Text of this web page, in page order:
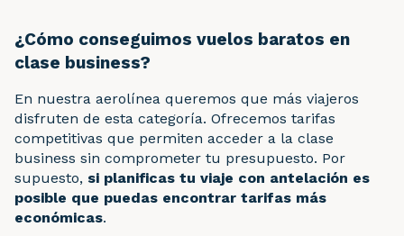
¿Cómo conseguimos vuelos baratos en
clase business?
En nuestra aerolínea queremos que más viajeros
disfruten de esta categoría. Ofrecemos tarifas
competitivas que permiten acceder a la clase
business sin comprometer tu presupuesto. Por
supuesto, si planificas tu viaje con antelación es
posible que puedas encontrar tarifas más
económicas.